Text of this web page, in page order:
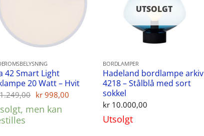
42 Smart Light
20 Watt – Hvit
Opprinnelig
var:
kr998,00Nåværende
kr 998,00.
men kan
UTSOLGT
BORDLAMPER
Hadeland bordlampe arkiv
4218 – Stålblå med sort
sokkel
kr 10.000,00
Utsolgt